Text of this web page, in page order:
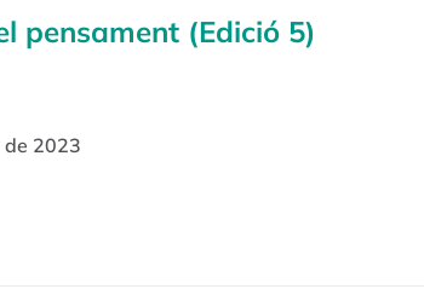
pensament (Edició 5)
2023